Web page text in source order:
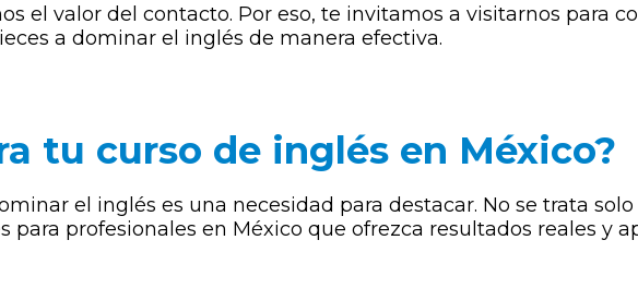
el valor del contacto. Por eso, te invitamos a visitarnos para
a dominar el inglés de manera efectiva.
tu curso de inglés en México?
el inglés es una necesidad para destacar. No se trata
profesionales en México que ofrezca resultados reales y